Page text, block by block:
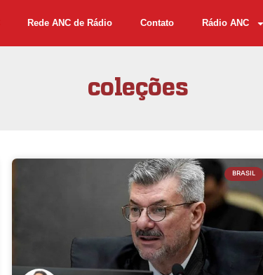
Rede ANC de Rádio Contato Rádio ANC
coleções
BRASIL